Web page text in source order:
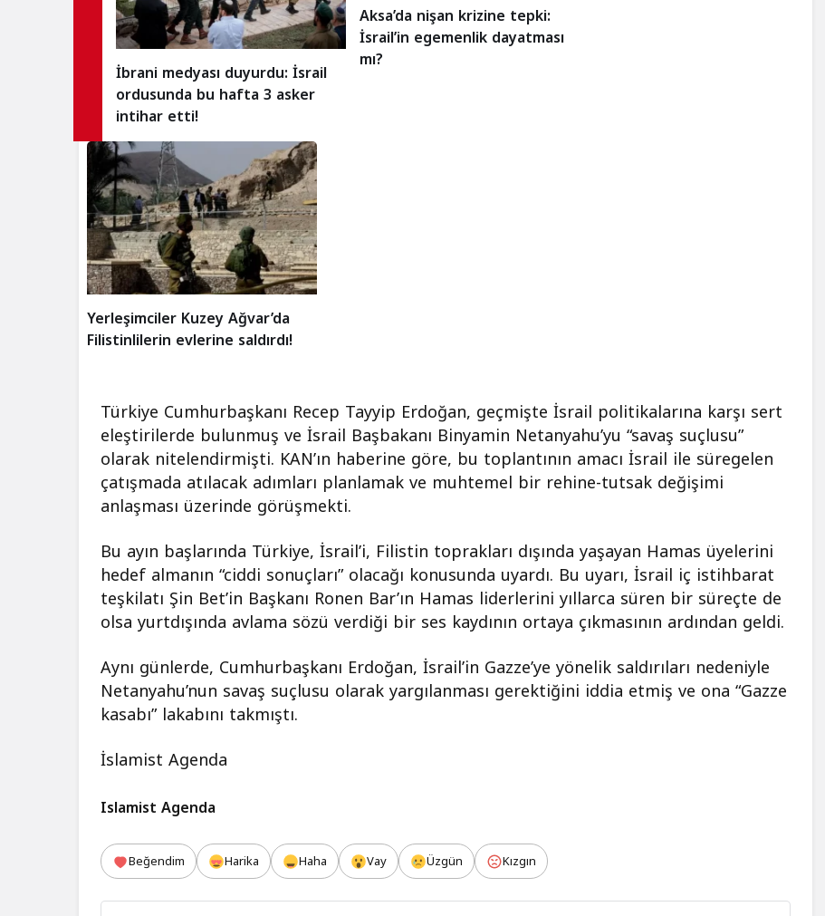
İbrani medyası duyurdu: İsrail
ordusunda bu hafta 3 asker
intihar etti!
Aksa’da nişan krizine tepki:
İsrail’in egemenlik dayatması
mı?
Yerleşimciler Kuzey Ağvar’da
Filistinlilerin evlerine saldırdı!
Türkiye Cumhurbaşkanı Recep Tayyip Erdoğan, geçmişte İsrail politikalarına karşı sert
eleştirilerde bulunmuş ve İsrail Başbakanı Binyamin Netanyahu’yu “savaş suçlusu”
olarak nitelendirmişti. KAN’ın haberine göre, bu toplantının amacı İsrail ile süregelen
çatışmada atılacak adımları planlamak ve muhtemel bir rehine-tutsak değişimi
anlaşması üzerinde görüşmekti.
Bu ayın başlarında Türkiye, İsrail’i, Filistin toprakları dışında yaşayan Hamas üyelerini
hedef almanın “ciddi sonuçları” olacağı konusunda uyardı. Bu uyarı, İsrail iç istihbarat
teşkilatı Şin Bet’in Başkanı Ronen Bar’ın Hamas liderlerini yıllarca süren bir süreçte de
olsa yurtdışında avlama sözü verdiği bir ses kaydının ortaya çıkmasının ardından geldi.
Aynı günlerde, Cumhurbaşkanı Erdoğan, İsrail’in Gazze’ye yönelik saldırıları nedeniyle
Netanyahu’nun savaş suçlusu olarak yargılanması gerektiğini iddia etmiş ve ona “Gazze
kasabı” lakabını takmıştı.
İslamist Agenda
Islamist Agenda
Beğendim Harika Haha Vay Üzgün Kızgın